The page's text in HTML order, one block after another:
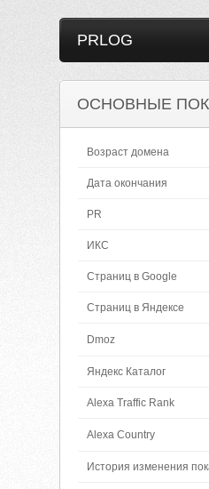
PRLOG
ОСНОВНЫЕ
Возраст домена
Дата окончания
PR
ИКС
Страниц в Google
Страниц в Яндексе
Dmoz
Яндекс Каталог
Alexa Traffic Rank
Alexa Country
История изменения